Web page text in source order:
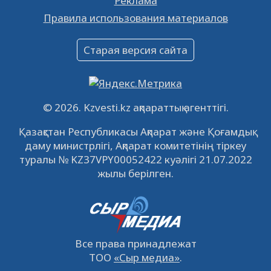
16.12.2022 61031
Объявление
09.12.2022
Свободные рабочие места
встречу с инвесторами в Кызылорде 22
ноября
21.11.2022 14936 0
© 2026. Kzvesti.kz ақпараттық агенттігі.
Қазақстан Республикасы Ақпарат және Қоғамдық
даму министрлігі, Ақпарат комитетінің тіркеу
туралы № KZ37VPY00052422 куәлігі 21.07.2022
жылы берілген.
Все права принадлежат
ТОО «Сыр медиа».
Правила использования материалов
Старая версия сайта